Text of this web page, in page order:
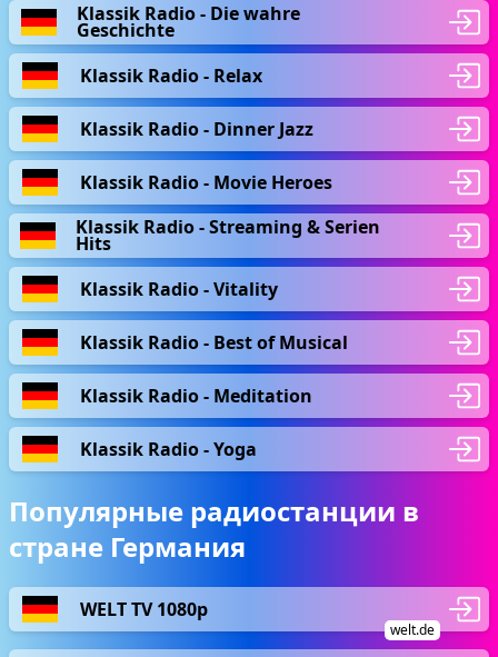
Klassik Radio - Die wahre
Geschichte
Klassik Radio - Relax
Klassik Radio - Dinner Jazz
Klassik Radio - Movie Heroes
Klassik Radio - Streaming & Serien
Hits
Klassik Radio - Vitality
Klassik Radio - Best of Musical
Klassik Radio - Meditation
Klassik Radio - Yoga
Популярные радиостанции в
стране Германия
WELT TV 1080p
welt.de